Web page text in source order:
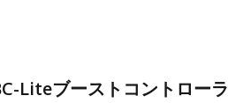
Liteブーストコントロー